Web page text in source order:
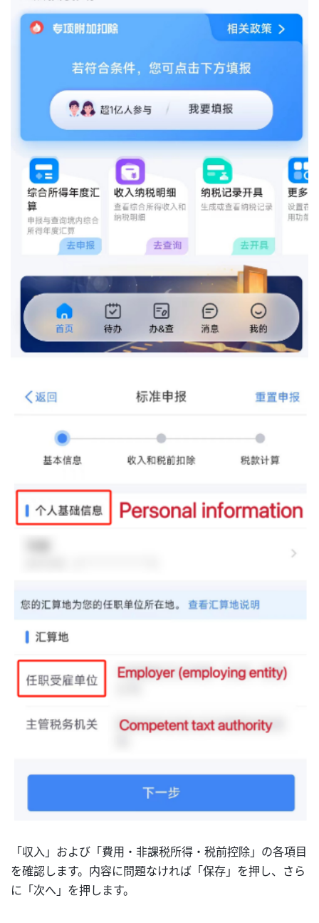
「収入」および「費用・非課税所得・税前控除」の各項目
を確認します。内容に問題なければ「保存」を押し、さら
に「次へ」を押します。